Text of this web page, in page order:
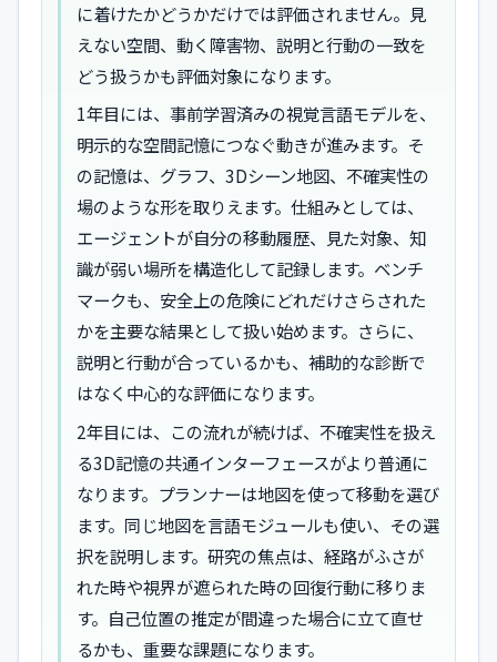
に着けたかどうかだけでは評価されません。見
えない空間、動く障害物、説明と行動の一致を
どう扱うかも評価対象になります。
1年目には、事前学習済みの視覚言語モデルを、
明示的な空間記憶につなぐ動きが進みます。そ
の記憶は、グラフ、3Dシーン地図、不確実性の
場のような形を取りえます。仕組みとしては、
エージェントが自分の移動履歴、見た対象、知
識が弱い場所を構造化して記録します。ベンチ
マークも、安全上の危険にどれだけさらされた
かを主要な結果として扱い始めます。さらに、
説明と行動が合っているかも、補助的な診断で
はなく中心的な評価になります。
2年目には、この流れが続けば、不確実性を扱え
る3D記憶の共通インターフェースがより普通に
なります。プランナーは地図を使って移動を選び
ます。同じ地図を言語モジュールも使い、その選
択を説明します。研究の焦点は、経路がふさが
れた時や視界が遮られた時の回復行動に移りま
す。自己位置の推定が間違った場合に立て直せ
るかも、重要な課題になります。